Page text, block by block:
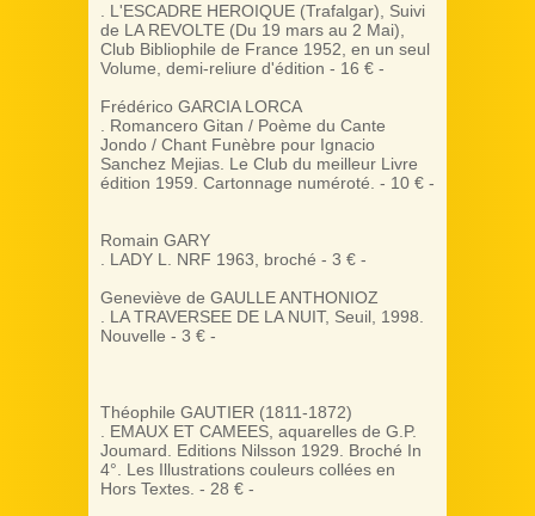
. L'ESCADRE HEROIQUE (Trafalgar), Suivi
de LA REVOLTE (Du 19 mars au 2 Mai),
Club Bibliophile de France 1952, en un seul
Volume, demi-reliure d'édition - 16 € -
Frédérico GARCIA LORCA
. Romancero Gitan / Poème du Cante
Jondo / Chant Funèbre pour Ignacio
Sanchez Mejias. Le Club du meilleur Livre
édition 1959. Cartonnage numéroté. - 10 € -
Romain GARY
. LADY L. NRF 1963, broché - 3 € -
Geneviève de GAULLE ANTHONIOZ
. LA TRAVERSEE DE LA NUIT, Seuil, 1998.
Nouvelle - 3 € -
Théophile GAUTIER (1811-1872)
. EMAUX ET CAMEES, aquarelles de G.P.
Joumard. Editions Nilsson 1929. Broché In
4°. Les Illustrations couleurs collées en
Hors Textes. - 28 € -